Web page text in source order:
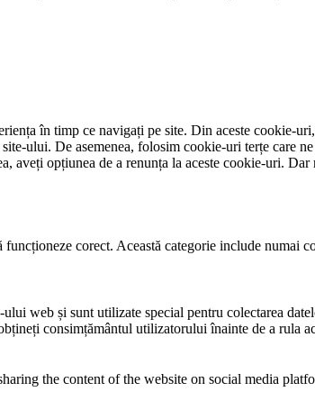
în timp ce navigați pe site. Din aceste cookie-
ului. De asemenea, folosim cookie-uri terțe care
aveți opțiunea de a renunța la aceste cookie-uri.
corect. Această categorie include
web și sunt utilizate special pentru colectarea
consimțământul utilizatorului înainte de a rula
the content of the website on social media